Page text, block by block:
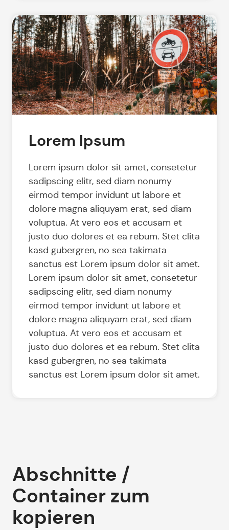
Lorem Ipsum
Lorem ipsum dolor sit amet, consetetur
sadipscing elitr, sed diam nonumy
eirmod tempor invidunt ut labore et
dolore magna aliquyam erat, sed diam
voluptua. At vero eos et accusam et
justo duo dolores et ea rebum. Stet clita
kasd gubergren, no sea takimata
sanctus est Lorem ipsum dolor sit amet.
Lorem ipsum dolor sit amet, consetetur
sadipscing elitr, sed diam nonumy
eirmod tempor invidunt ut labore et
dolore magna aliquyam erat, sed diam
voluptua. At vero eos et accusam et
justo duo dolores et ea rebum. Stet clita
kasd gubergren, no sea takimata
sanctus est Lorem ipsum dolor sit amet.
Abschnitte /
Container zum
kopieren